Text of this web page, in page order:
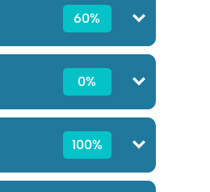
60%
0%
100%